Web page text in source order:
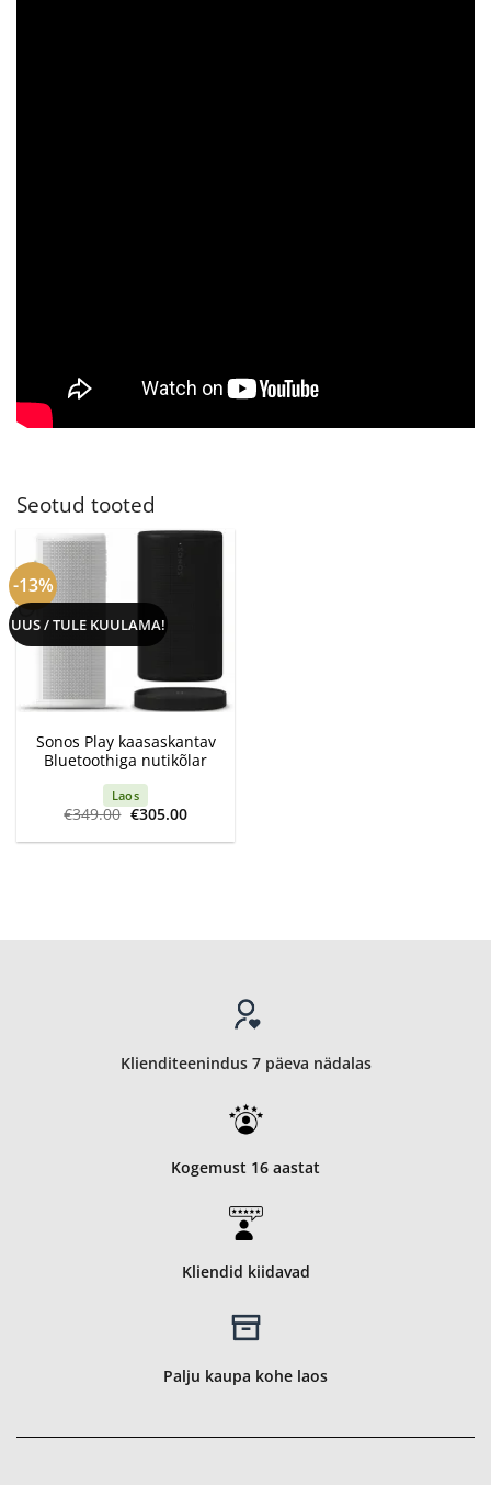
Seotud tooted
-13%
UUS / TULE KUULAMA!
Sonos Play kaasaskantav
Bluetoothiga nutikõlar
Laos
€349.00 Algne
hind
oli:
€305.00Current
is:
Klienditeenindus 7 päeva nädalas
Kogemust 16 aastat
Kliendid kiidavad
Palju kaupa kohe laos